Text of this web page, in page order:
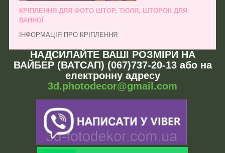
КРІПЛЕННЯ ДЛЯ ФОТО ШТОР, ТЮЛЯ, ШТОРОК ДЛЯ
ВАННОЇ
ІНФОРМАЦІЯ ПРО КРІПЛЕННЯ
НАДСИЛАЙТЕ ВАШІ РОЗМІРИ НА
ВАЙБЕР (ВАТСАП) (067)737-20-13 або на
електронну адресу
3d.photodecor@gmail.com